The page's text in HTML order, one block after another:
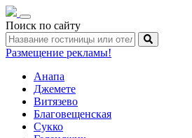
Toggle
navigation
Поиск по сайту
Размещение рекламы!
Анапа
Джемете
Витязево
Благовещенская
Сукко